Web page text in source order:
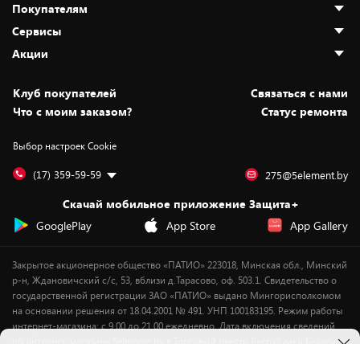
О нас
Адреса магазинов
Новости
Статьи и обзоры
Вакансии
Дай пять добру!
Покупателям
Как сделать заказ
Оплата и доставка
Безналичный расчёт
Обмен и возврат товара
Обработка персональных данных
Подарочные карты
Сервисы
Установка техники
Для игровых консолей
Для мобильных устройств
Для компьютеров
Сервисные центры
Акции
Скидки и промокоды
Белорусские товары
Бонусы
Оплата частями
Новинки
Клуб покупателей
Cвязаться с нами
Что с моим заказом?
Статус ремонта
Выбор настроек Cookie
(17) 359-59-59 275@5element.by
Скачай мобильное приложение Защита+
GooglePlay
App Store App Gallery
Закрытое акционерное общество «ПАТИО» 223018, Минская обл., Минский
р-н, Ждановичский с/с, 53, вблизи д.Тарасово, оф. 503.1. Свидетельство о
государственной регистрации ЗАО «ПАТИО» выдано Мингорисполкомом
на основании решения от 18.04.2001 № 491. УНП 100183195. Режим работы
интернет-магазина: с 9.00 до 21.00 ежедневно. Дата включения сведений
об интернет-магазине 5element.by в Торговый реестр Республики Беларусь